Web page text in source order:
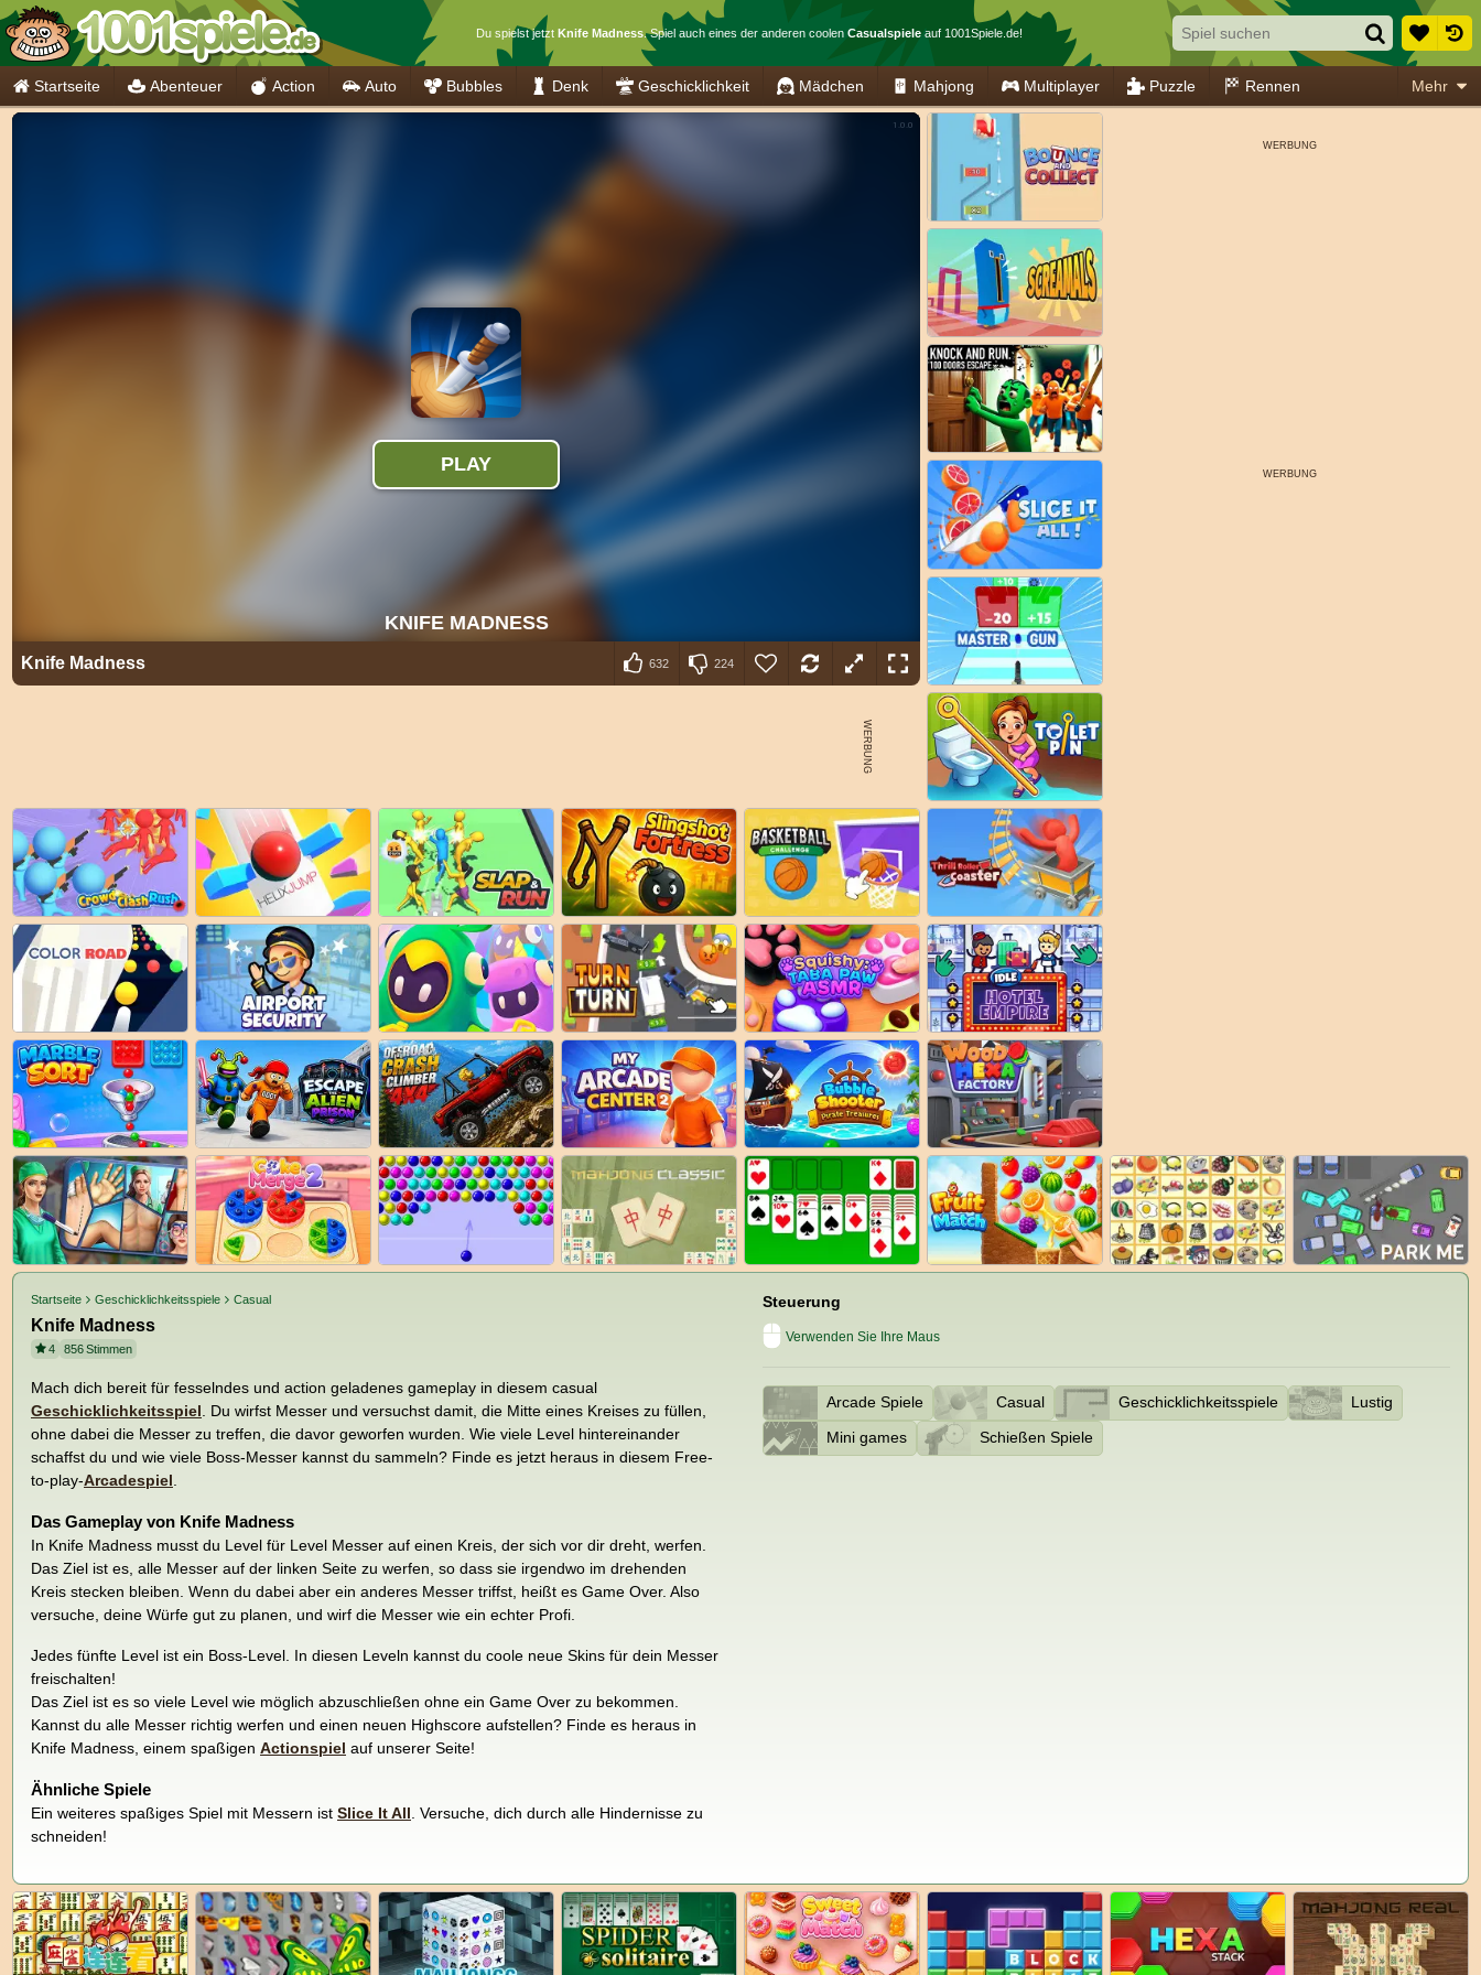
Du spielst jetzt Knife Madness. Spiel auch eines der anderen coolen Casualspieleauf 1001Spiele.de!
Startseite Abenteuer Action Auto Bubbles Denk Geschicklichkeit Mädchen Mahjong Multiplayer Puzzle Rennen Mehr
Knife Madness 632 224
Startseite Geschicklichkeitsspiele Casual
Knife Madness
4 856Stimmen
Mach dich bereit für fesselndes und action geladenes gameplay in diesem casual
Geschicklichkeitsspiel . Du wirfst Messer und versuchst damit, die Mitte eines Kreises zu füllen,
ohne dabei die Messer zu treffen, die davor geworfen wurden. Wie viele Level hintereinander
schaffst du und wie viele Boss-Messer kannst du sammeln? Finde es jetzt heraus in diesem Free-
to-play-Arcadespiel
Das Gameplay von Knife Madness
In Knife Madness musst du Level für Level Messer auf einen Kreis, der sich vor dir dreht, werfen.
Das Ziel ist es, alle Messer auf der linken Seite zu werfen, so dass sie irgendwo im drehenden
Kreis stecken bleiben. Wenn du dabei aber ein anderes Messer triffst, heißt es Game Over. Also
versuche, deine Würfe gut zu planen, und wirf die Messer wie ein echter Profi.
Jedes fünfte Level ist ein Boss-Level. In diesen Leveln kannst du coole neue Skins für dein Messer
freischalten!
Das Ziel ist es so viele Level wie möglich abzuschließen ohne ein Game Over zu bekommen.
Kannst du alle Messer richtig werfen und einen neuen Highscore aufstellen? Finde es heraus in
Knife Madness, einem spaßigen Actionspiel auf unserer Seite!
Ähnliche Spiele
Ein weiteres spaßiges Spiel mit Messern ist Slice It All . Versuche, dich durch alle Hindernisse zu
schneiden!
Steuerung
Verwenden Sie Ihre Maus
Arcade Spiele Casual Geschicklichkeitsspiele
Lustig
Mini games
Schießen Spiele